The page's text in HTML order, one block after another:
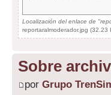
Localización del enlace de
reportaralmoderador.jpg
Sobre
por Grupo